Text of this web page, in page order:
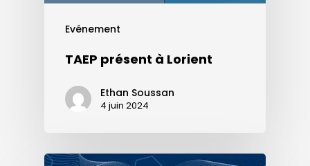
Evénement
TAEP présent à Lorient
Ethan Soussan
4 juin 2024